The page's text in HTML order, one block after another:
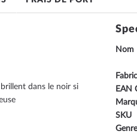
dans le noir si
Nom
EAN
SKU
Genre